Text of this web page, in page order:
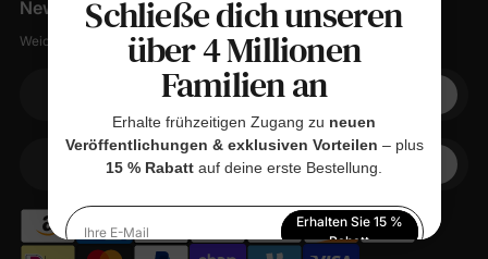
Newsletter
Weiche Sachen, kleine Rabatte, null Spam.
Ihr Telefon
Schließe dich unseren
über 4 Millionen
Familien an
Erhalte frühzeitigen Zugang zu neuen
Veröffentlichungen & exklusiven Vorteilen – plus
15 % Rabatt auf deine erste Bestellung.
Ihre E-Mail
Erhalten Sie 15 %
Rabatt